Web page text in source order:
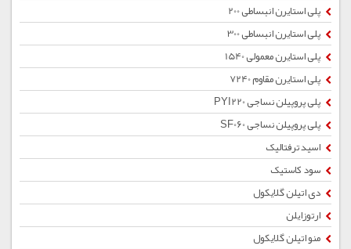
پلی استایرن انبساطی 200
پلی استایرن انبساطی 300
پلی استایرن معمولی 1540
پلی استایرن مقاوم 7240
پلی پروپیلن نساجی PYI220
پلی پروپیلن نساجی SF060
اسید ترفتالیک
سود کاستیک
دی اتیلن گلایکول
ارتوزایلن
منو اتیلن گلایکول